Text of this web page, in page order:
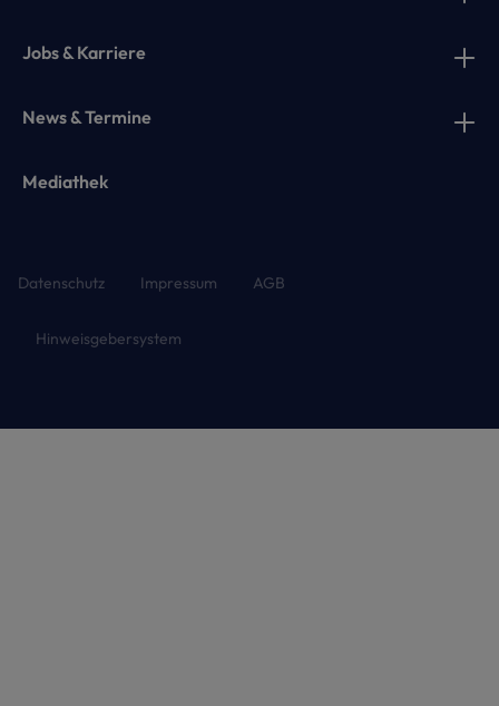
Jobs & Karriere
News & Termine
Mediathek
Datenschutz Impressum AGB
Hinweisgebersystem